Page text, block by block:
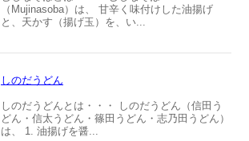
（Mujinasoba）は、 甘辛く味付けした油揚げ
と、天かす（揚げ玉）を、い...
しのだうどん
しのだうどんとは・・・ しのだうどん（信田う
どん・信太うどん・篠田うどん・志乃田うどん）
は、 1. 油揚げを醤...